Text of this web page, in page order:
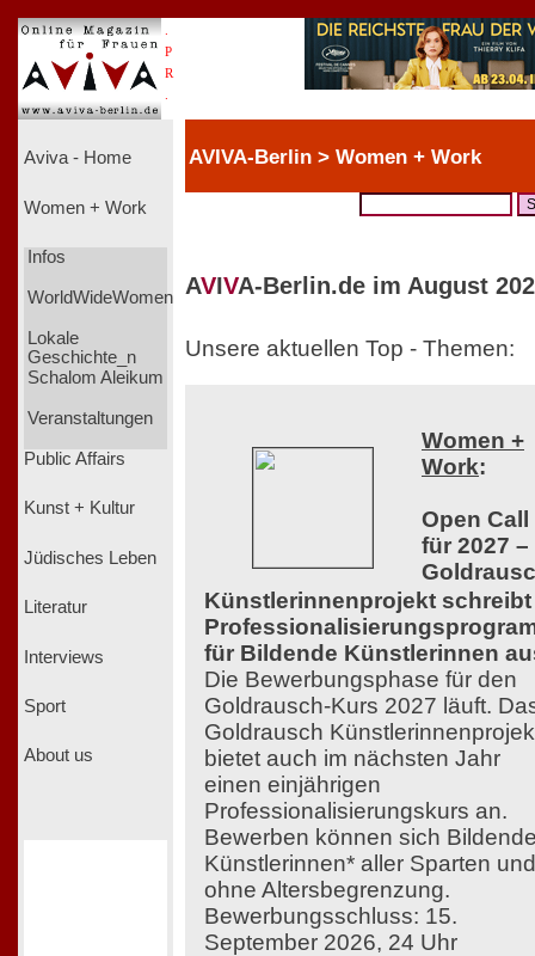
P
R
Aviva - Home
Women + Work
Infos
WorldWideWomen
Lokale
Geschichte_n
Schalom Aleikum
Veranstaltungen
Public Affairs
Kunst + Kultur
Jüdisches Leben
Literatur
Interviews
Sport
About us
AVIVA-Berlin > Women + Work
AVIVA-Berlin.de im August
Unsere aktuellen Top - Themen:
Women +
Work:
Open Call
für 2027 –
Künstlerinnenprojekt schreibt
für Bildende Künstlerinnen
Die Bewerbungsphase für den
Goldrausch-Kurs 2027 läuft.
Goldrausch
bietet auch im nächsten Jahr
einen einjährigen
Professionalisierungskurs an.
Bewerben können sich
Künstlerinnen* aller Sparten und
ohne Altersbegrenzung.
Bewerbungsschluss: 15.
September 2026, 24 Uhr